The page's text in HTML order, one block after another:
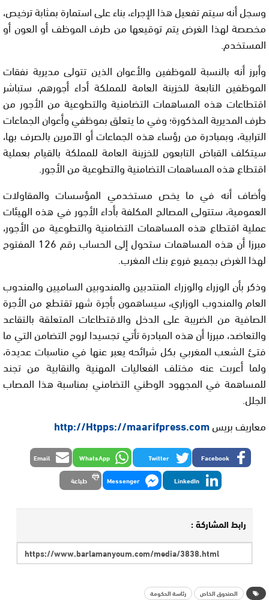
وسجل أنه سيتم تفعيل هذا الإجراء، بناء على استمارة بمثابة ترخيص،
مخصصة لهذا الغرض يتم توقيعها من طرف الموظف أو العون أو
المستخدم.
وأبرز أنه بالنسبة للموظفين والأعوان الذين تتولى مديرية نفقات
الموظفين التابعة للخزينة العامة للمملكة أداء أجورهم، ستباشر
اقتطاعات هذه المساهمات التضامنية والتطوعية من الأجور من
طرف المديرية المذكورة؛ وفي ما يتعلق بموظفي وأعوان الجماعات
الترابية، وبمبادرة من رؤساء هذه الجماعات أو الآمرين بالصرف بها،
سيتكلف القباض التابعون للخزينة العامة للمملكة بالقيام بعملية
اقتطاع هذه المساهمات التضامنية والتطوعية من الأجور.
وأضاف أنه في ما يخص مستخدمي المؤسسات والمقاولات
العمومية، ستتولى المصالح المكلفة بأداء الأجور في هذه الهيئات
عملية اقتطاع هذه المساهمات التضامنية والتطوعية من الأجور،
مبرزا أن هذه المساهمات ستحول إلى الحساب رقم 126 المفتوح
لهذا الغرض بجميع فروع بنك المغرب.
وذكر بأن الوزراء والوزراء المنتدبين والمندوبين الساميين والمندوب
العام والمندوب الوزاري، سيساهمون بأجرة شهر تقتطع من الأجرة
الصافية من الضريبة على الدخل والاقتطاعات المتعلقة بالتقاعد
والتعاضد، مبرزا أن هذه المبادرة تأتي تجسيدا لروح التضامن التي ما
فتئ الشعب المغربي بكل شرائحه يعبر عنها في مناسبات عديدة،
ولما أعربت عنه مختلف الفعاليات المهنية والنقابية من تجند
للمساهمة في المجهود الوطني التضامني بمناسبة هذا المصاب
الجلل.
معاريف بريسhttp://Htpps://maarifpress.com
Facebook
Twitter
WhatsApp
Email
LinkedIn
Messenger طباعة
رابط المشاركة :
الصندوق الخاص
رئاسة الحكومة